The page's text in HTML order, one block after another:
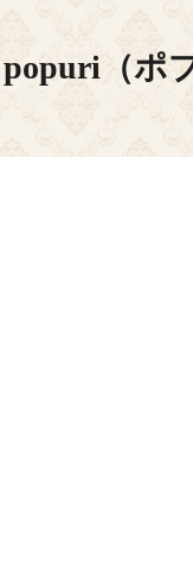
（ポプ